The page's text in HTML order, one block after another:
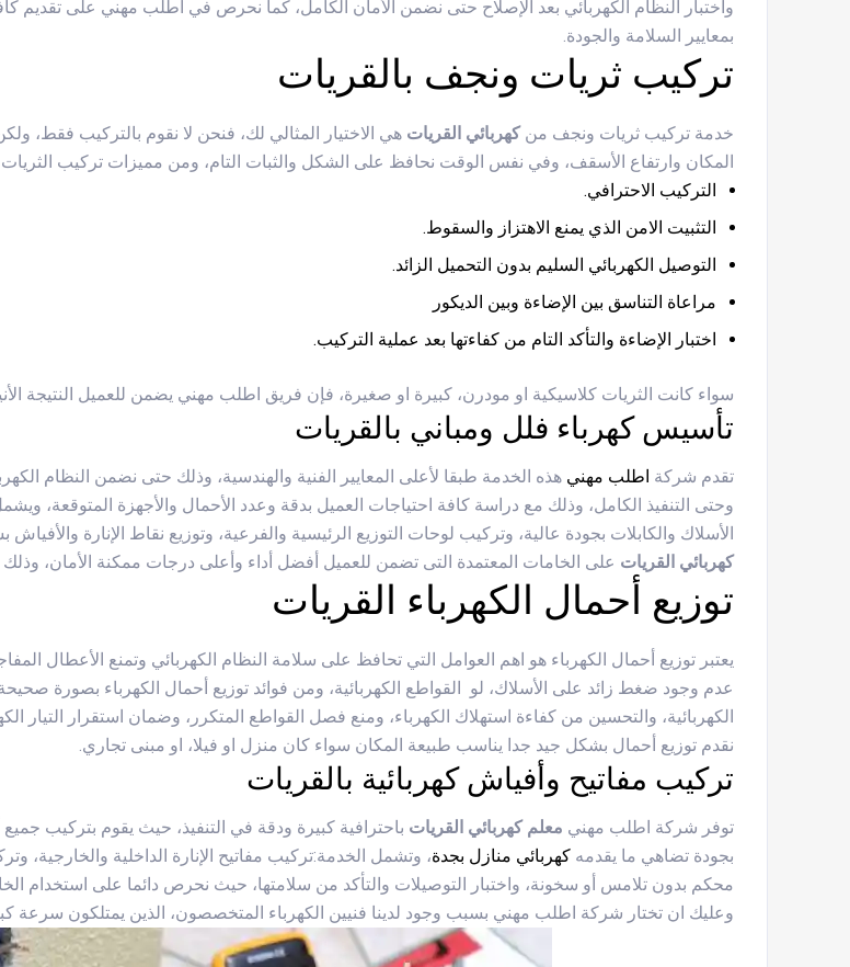
واختبار النظام الكهربائي بعد الإصلاح حتى نضمن الأمان الكامل، كما نحرص في اطلب مهني على تقديم
بمعايير السلامة والجودة.
تركيب ثريات ونجف بالقريات
خدمة تركيب ثريات ونجف منكهربائي القريات هي الاختيار المثالي لك، فنحن لا نقوم بالتركيب فقط،
المكان وارتفاع الأسقف، وفي نفس الوقت نحافظ على الشكل والثبات التام، ومن مميزات تركيب
التركيب الاحترافي.
التثبيت الامن الذي يمنع الاهتزاز والسقوط.
التوصيل الكهربائي السليم بدون التحميل الزائد.
مراعاة التناسق بين الإضاءة وبين الديكور
اختبار الإضاءة والتأكد التام من كفاءتها بعد عملية التركيب.
سواء كانت الثريات كلاسيكية او مودرن، كبيرة او صغيرة، فإن فريق اطلب مهني يضمن للعميل النتيجة
تأسيس كهرباء فلل ومباني بالقريات
تقدم شركة اطلب مهني هذه الخدمة طبقا لأعلى المعايير الفنية والهندسية، وذلك حتى نضمن النظام
وحتى التنفيذ الكامل، وذلك مع دراسة كافة احتياجات العميل بدقة وعدد الأحمال والأجهزة المتوقعة،
الأسلاك والكابلات بجودة عالية، وتركيب لوحات التوزيع الرئيسية والفرعية، وتوزيع نقاط الإنارة
كهربائي القريات على الخامات المعتمدة التى تضمن للعميل أفضل أداء وأعلى درجات ممكنة الأمان،
توزيع أحمال الكهرباء القريات
يعتبر توزيع أحمال الكهرباء هو اهم العوامل التي تحافظ على سلامة النظام الكهربائي وتمنع الأعطال
عدم وجود ضغط زائد على الأسلاك، لو القواطع الكهربائية، ومن فوائد توزيع أحمال الكهرباء بصورة
الكهربائية، والتحسين من كفاءة استهلاك الكهرباء، ومنع فصل القواطع المتكرر، وضمان استقرار التيار
نقدم توزيع أحمال بشكل جيد جدا يناسب طبيعة المكان سواء كان منزل او فيلا، او مبنى تجاري.
تركيب مفاتيح وأفياش كهربائية بالقريات
توفر شركة اطلب مهني معلم كهربائي القريات باحترافية كبيرة ودقة في التنفيذ، حيث يقوم بتركيب
بجودة تضاهي ما يقدمه كهربائي منازل بجدة، وتشمل الخدمة:تركيب مفاتيح الإنارة الداخلية والخارجية،
محكم بدون تلامس أو سخونة، واختبار التوصيلات والتأكد من سلامتها، حيث نحرص دائما على استخدام
وعليك ان تختار شركة اطلب مهني بسبب وجود لدينا فنيين الكهرباء المتخصصون، الذين يمتلكون سرعة